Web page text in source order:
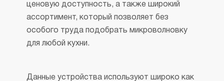
ценовую доступность, а также широкий
ассортимент, который позволяет без
особого труда подобрать микроволновку
для любой кухни.
Данные устройства используют широко как